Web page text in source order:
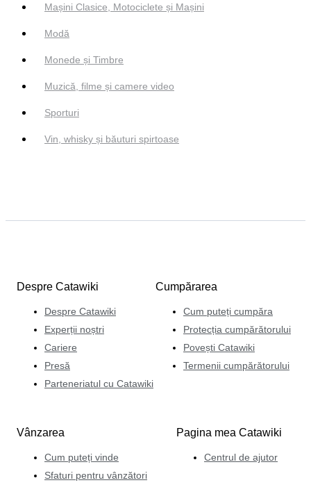
Mașini Clasice, Motociclete și Mașini
Modă
Monede și Timbre
Muzică, filme și camere video
Sporturi
Vin, whisky și băuturi spirtoase
Despre Catawiki
Despre Catawiki
Experții noștri
Cariere
Presă
Parteneriatul cu Catawiki
Cumpărarea
Cum puteți cumpăra
Protecția cumpărătorului
Povești Catawiki
Termenii cumpărătorului
Vânzarea
Cum puteți vinde
Sfaturi pentru vânzători
Pagina mea Catawiki
Centrul de ajutor